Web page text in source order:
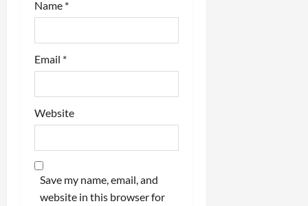
Name *
Email *
Website
Save my name, email, and
website in this browser for